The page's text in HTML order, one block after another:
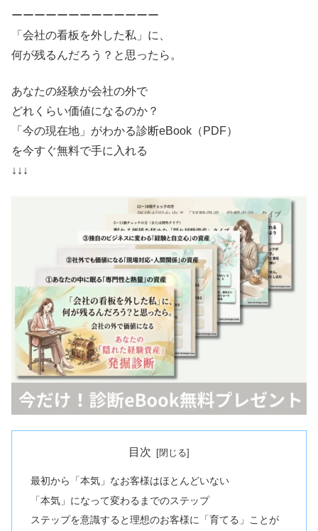
ーーーーーーーーーーーーー
「会社の看板を外した私」に、
何が残るんだろう？と思ったら。
あなたの経験が会社の外で
どれくらい価値になるのか？
「今の現在地」がわかる診断eBook（PDF）
を今すぐ無料で手に入れる
↓↓↓
目次
最初から「本気」なお客様はほとんどいない
「本気」になって変わるまでのステップ
ステップを意識すると理想のお客様に「育てる」ことが